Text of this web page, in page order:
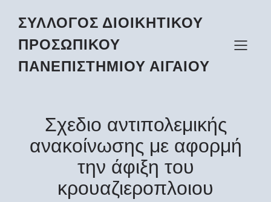
ΣΥΛΛΟΓΟΣ ΔΙΟΙΚΗΤΙΚΟΥ
ΠΡΟΣΩΠΙΚΟΥ
ΠΑΝΕΠΙΣΤΗΜΙΟΥ ΑΙΓΑΙΟΥ
Σχεδιο αντιπολεμικής
ανακοίνωσης με αφορμή
την άφιξη του
κρουαζιεροπλοιου